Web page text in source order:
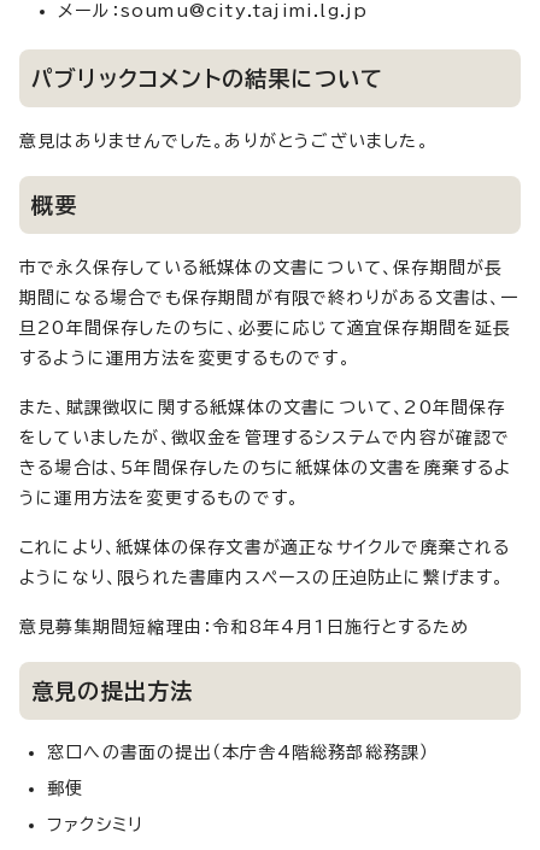
メール：soumu@city.tajimi.lg.jp
パブリックコメントの結果について
意見はありませんでした。ありがとうございました。
概要
市で永久保存している紙媒体の文書について、保存期間が長
期間になる場合でも保存期間が有限で終わりがある文書は、一
旦20年間保存したのちに、必要に応じて適宜保存期間を延長
するように運用方法を変更するものです。
また、賦課徴収に関する紙媒体の文書について、20年間保存
をしていましたが、徴収金を管理するシステムで内容が確認で
きる場合は、5年間保存したのちに紙媒体の文書を廃棄するよ
うに運用方法を変更するものです。
これにより、紙媒体の保存文書が適正なサイクルで廃棄される
ようになり、限られた書庫内スペースの圧迫防止に繋げます。
意見募集期間短縮理由：令和8年4月1日施行とするため
意見の提出方法
窓口への書面の提出（本庁舎4階総務部総務課）
郵便
ファクシミリ